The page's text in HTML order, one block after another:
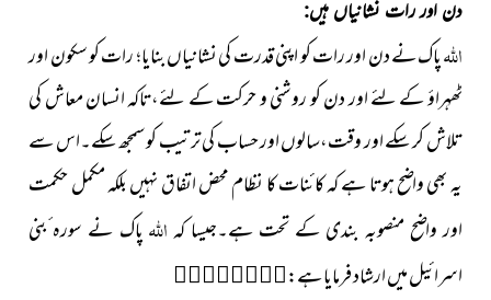
دن اور رات نشانیاں ہیں:
اللہپاک نے دن اور رات کو اپنی قدرت کی نشانیاں بنایا؛ رات کو سکون اور
ٹھہراؤ کے لئے اور دن کو روشنی و حرکت کے لئے،تاکہ انسان معاش کی
تلاش کر سکے اور وقت،سالوں اور حساب کی ترتیب کو سمجھ سکے۔اس سے
یہ بھی واضح ہوتا ہے کہ کائنات کا نظام محض اتفاق نہیں بلکہ مکمل حکمت
اور واضح منصوبہ بندی کے تحت ہے۔جیسا کہاللہپاک نے سورہ ٔبنی
اسرائیل میں ارشاد فرمایا ہے: